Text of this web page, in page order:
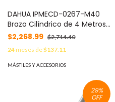
DAHUA IPMECD-0267-M40
Brazo Cilíndrico de 4 Metros
/ Aleación de aluminio de
alta resistencia /
Compatible con Barrera
Vehicular: DHI-IPMECD-2067
$2,268.99 $2,714.40
24meses de$137.11
MÁSTILES Y ACCESORIOS
29%
OFF